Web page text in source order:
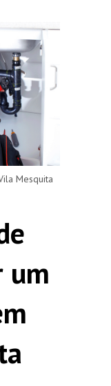
Mesquita
um